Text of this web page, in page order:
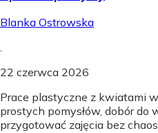
Blanka Ostrowska
.
22 czerwca 2026
Prace plastyczne z kwiatami
prostych pomysłów, dobór do
przygotować zajęcia bez